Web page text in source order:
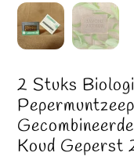
2 Stuks
Koud Geperst